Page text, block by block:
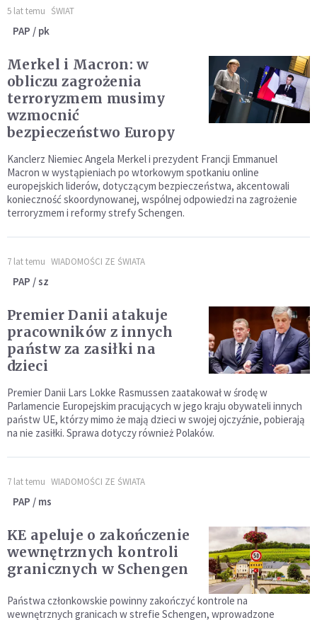
5 lat temu ŚWIAT
PAP / pk
Merkel i Macron: w
obliczu zagrożenia
terroryzmem musimy
wzmocnić
bezpieczeństwo Europy
Kanclerz Niemiec Angela Merkel i prezydent Francji Emmanuel
Macron w wystąpieniach po wtorkowym spotkaniu online
europejskich liderów, dotyczącym bezpieczeństwa, akcentowali
konieczność skoordynowanej, wspólnej odpowiedzi na zagrożenie
terroryzmem i reformy strefy Schengen.
7 lat temu WIADOMOŚCI ZE ŚWIATA
PAP / sz
Premier Danii atakuje
pracowników z innych
państw za zasiłki na
dzieci
Premier Danii Lars Lokke Rasmussen zaatakował w środę w
Parlamencie Europejskim pracujących w jego kraju obywateli innych
państw UE, którzy mimo że mają dzieci w swojej ojczyźnie, pobierają
na nie zasiłki. Sprawa dotyczy również Polaków.
7 lat temu WIADOMOŚCI ZE ŚWIATA
PAP / ms
KE apeluje o zakończenie
wewnętrznych kontroli
granicznych w Schengen
Państwa członkowskie powinny zakończyć kontrole na
wewnętrznych granicach w strefie Schengen, wprowadzone